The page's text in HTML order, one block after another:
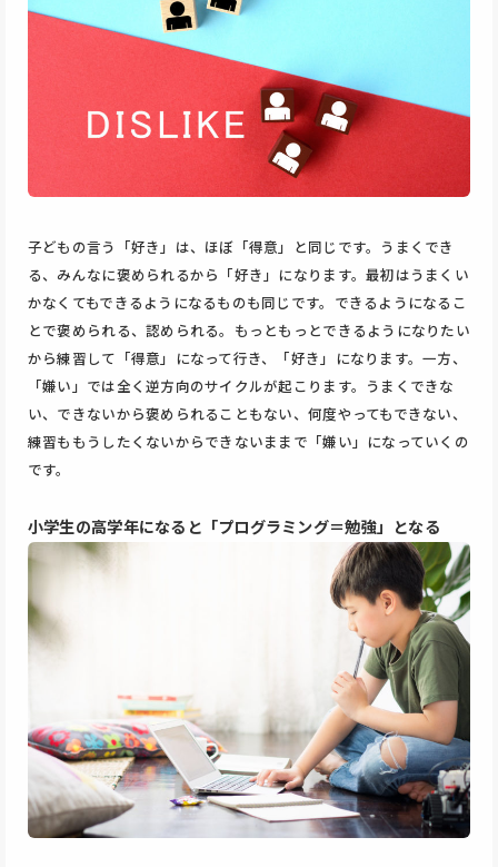
子どもの言う「好き」は、ほぼ「得意」と同じです。うまくでき
る、みんなに褒められるから「好き」になります。最初はうまくい
かなくてもできるようになるものも同じです。できるようになるこ
とで褒められる、認められる。もっともっとできるようになりたい
から練習して「得意」になって行き、「好き」になります。一方、
「嫌い」では全く逆方向のサイクルが起こります。うまくできな
い、できないから褒められることもない、何度やってもできない、
練習ももうしたくないからできないままで「嫌い」になっていくの
です。
小学生の高学年になると「プログラミング＝勉強」となる